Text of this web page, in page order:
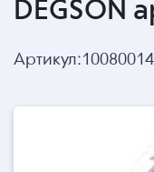
DEGSON
Артикул: